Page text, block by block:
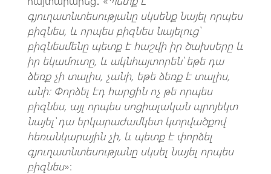
գյուղատնտեսությանը սկսենք նայել որպես
բիզնես, և որպես բիզնես նայելուց՝
բիզնեսմենը պետք է հաշվի իր ծախսերը և
իր եկամուտը, և ակնհայտորեն՝ եթե դա
ձեռք չի տալիս, չանի, եթե ձեռք է տալիս,
անի: Փորձել էդ հարցին ոչ թե որպես
բիզնես, այլ որպես սոցիալական պրոյեկտ
նայել՝ դա երկարաժամկետ կտրվածքով
հեռանկարային չի, և պետք է փորձել
գյուղատնտեսությանը սկսել նայել որպես
բիզնես»: